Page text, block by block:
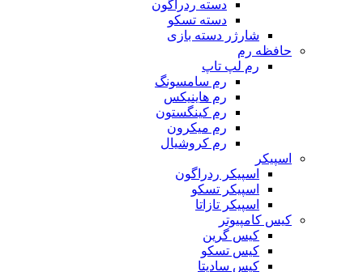
دسته ردراگون
دسته تسکو
شارژر دسته بازی
حافظه رم
رم لپ تاپ
رم سامسونگ
رم هاینیکس
رم کینگستون
رم میکرون
رم کروشیال
اسپیکر
اسپیکر ردراگون
اسپیکر تسکو
اسپیکر تازاتا
کیس کامپیوتر
کیس گرین
کیس تسکو
کیس سادیتا